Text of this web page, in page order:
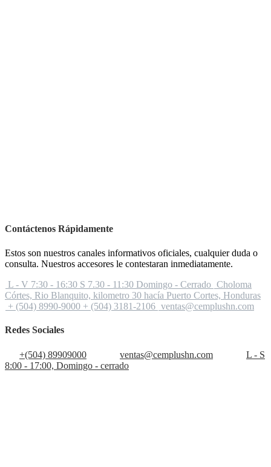
Contáctenos Rápidamente
Estos son nuestros canales informativos oficiales, cualquier duda o
consulta. Nuestros accesores le contestaran inmediatamente.
L - V 7:30 - 16:30 S 7.30 - 11:30 Domingo - Cerrado Choloma
Córtes, Rio Blanquito, kilometro 30 hacía Puerto Cortes, Honduras
+ (504) 8990-9000 + (504) 3181-2106 ventas@cemplushn.com
Redes Sociales
+(504) 89909000 ventas@cemplushn.com
L - S
8:00 - 17:00, Domingo - cerrado